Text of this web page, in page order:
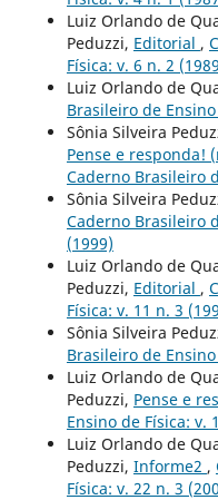
Luiz Orlando de
Peduzzi, Editorial ,
Física: v. 6 n. 2
Luiz Orlando de
Brasileiro de
Sônia Silveira
Pense e responda!
Caderno Brasileiro
Sônia Silveira
Caderno Brasileiro
(1999)
Luiz Orlando de
Peduzzi, Editorial ,
Física: v. 11 n. 3
Sônia Silveira
Brasileiro de
Luiz Orlando de
Peduzzi, Pense e
Ensino de Física: v.
Luiz Orlando de
Peduzzi, Informe2 ,
Física: v. 22 n. 3